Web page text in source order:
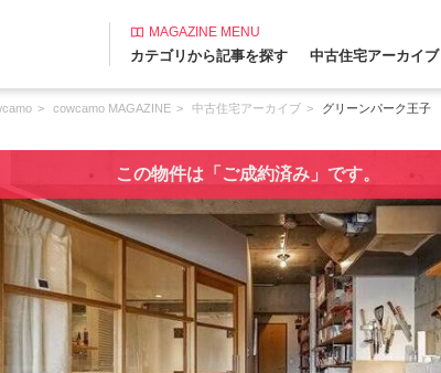
MAGAZINE MENU
カテゴリから記事を探す 中古住宅アーカイブ
cowcamo MAGAZINE 中古住宅アーカイブ グリーンパーク王子
この物件は「ご成約済み」です。